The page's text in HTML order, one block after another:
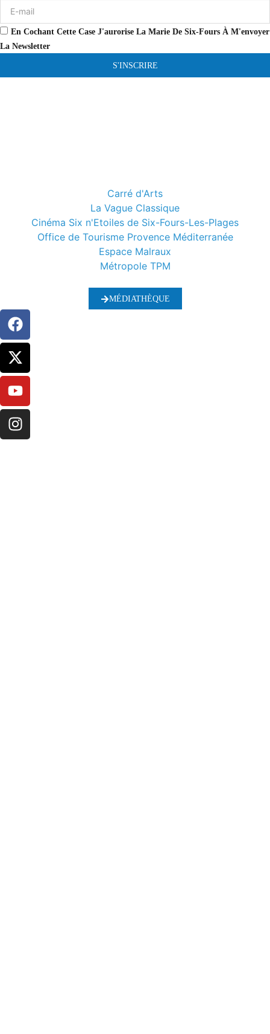
En Cochant Cette Case J'aurorise La Marie De Six-Fours À M'envoyer
La Newsletter
S'INSCRIRE
Carré d'Arts
La Vague Classique
Cinéma Six n'Etoiles de Six-Fours-Les-Plages
Office de Tourisme Provence Méditerranée
Espace Malraux
Métropole TPM
MÉDIATHÈQUE